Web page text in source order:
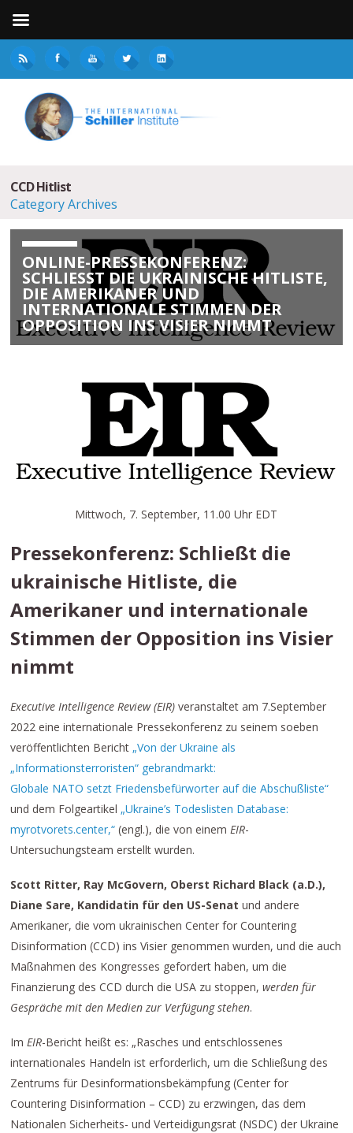
CCD Hitlist
Category Archives
ONLINE-PRESSEKONFERENZ:
SCHLIESST DIE UKRAINISCHE HITLISTE, D
IE AMERIKANER UND I
NTERNATIONALE STIMMEN DER O
PPOSITION INS VISIER NIMMT
Mittwoch, 7. September, 11.00 Uhr EDT
Pressekonferenz: Schließt die
ukrainische Hitliste, die
Amerikaner und internationale
Stimmen der Opposition ins Visier
nimmt
Executive Intelligence Review (EIR) veranstaltet am 7.September
2022 eine internationale Pressekonferenz zu seinem soeben
veröffentlichten Bericht „Von der Ukraine als
„Informationsterroristen“ gebrandmarkt:
Globale NATO setzt Friedensbefürworter auf die Abschußliste“
und dem Folgeartikel „Ukraine’s Todeslisten Database:
myrotvorets.center,“ (engl.), die von einemEIR-
Untersuchungsteam erstellt wurden.
Scott Ritter, Ray McGovern, Oberst Richard Black (a.D.),
Diane Sare, Kandidatin für den US-Senat und andere
Amerikaner, die vom ukrainischen Center for Countering
Disinformation (CCD) ins Visier genommen wurden, und die auch
Maßnahmen des Kongresses gefordert haben, um die
Finanzierung des CCD durch die USA zu stoppen,werden für
Gespräche mit den Medien zur Verfügung stehen.
ImEIR-Bericht heißt es: „Rasches und entschlossenes
internationales Handeln ist erforderlich, um die Schließung des
Zentrums für Desinformationsbekämpfung (Center for
Countering Disinformation – CCD) zu erzwingen, das dem
Nationalen Sicherheits- und Verteidigungsrat (NSDC) der Ukraine